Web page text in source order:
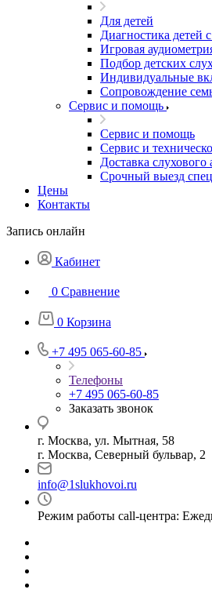
Для детей
Диагностика детей
Игровая
Подбор детских
Индивидуальные
Сопровождение
Сервис и помощь
Сервис и помощь
Сервис и
Доставка слухового
Срочный выезд
Цены
Контакты
Запись онлайн
Кабинет
0 Сравнение
0 Корзина
+7 495 065-60-85
Телефоны
+7 495 065-60-85
Заказать звонок
г. Москва, ул. Мытная, 58
г. Москва, Северный бульвар, 2
info@1slukhovoi.ru
Режим работы call-центра: